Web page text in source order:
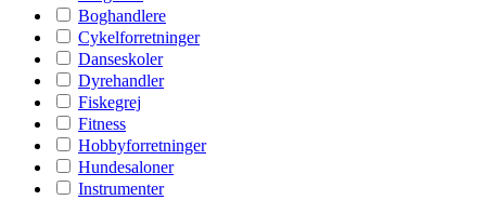
Boghandlere
Cykelforretninger
Danseskoler
Dyrehandler
Fiskegrej
Fitness
Hobbyforretninger
Hundesaloner
Instrumenter